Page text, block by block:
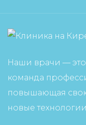
Наши врачи —
команда
повышающая
новые